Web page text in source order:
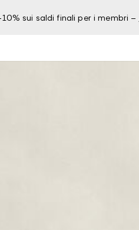
sui saldi finali per i membri –